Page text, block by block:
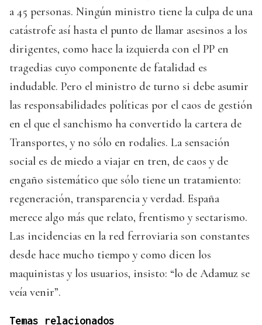
a 45 personas. Ningún ministro tiene la culpa de una
catástrofe así hasta el punto de llamar asesinos a los
dirigentes, como hace la izquierda con el PP en
tragedias cuyo componente de fatalidad es
indudable. Pero el ministro de turno si debe asumir
las responsabilidades políticas por el caos de gestión
en el que el sanchismo ha convertido la cartera de
Transportes, y no sólo en rodalies. La sensación
social es de miedo a viajar en tren, de caos y de
engaño sistemático que sólo tiene un tratamiento:
regeneración, transparencia y verdad. España
merece algo más que relato, frentismo y sectarismo.
Las incidencias en la red ferroviaria son constantes
desde hace mucho tiempo y como dicen los
maquinistas y los usuarios, insisto: “lo de Adamuz se
veía venir”.
Temas relacionados